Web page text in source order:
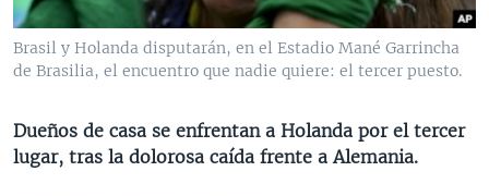
VENEZUELA
BRASIL
NICARAGUA
ECONOMÍA
ENTRETENIMIENTO Y CULTURA
DEPORTES
MULTIMEDIA
VIDEOS
AUDIOS
PROGRAMAS TV
FORO INTERAMERICANO
AVANCE INFORMATIVO
DIRECT
Brasil y Holanda disputarán, en el Estadio Mané Garrincha
de Brasilia, el encuentro que nadie quiere: el tercer puesto.
Dueños de casa se enfrentan a Holanda por el tercer
lugar, tras la dolorosa caída frente a Alemania.